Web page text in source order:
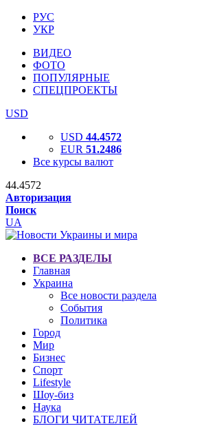
РУС
УКР
ВИДЕО
ФОТО
ПОПУЛЯРНЫЕ
СПЕЦПРОЕКТЫ
USD
USD 44.4572
EUR 51.2486
Все курсы валют
44.4572
Авторизация
Поиск
UA
ВСЕ РАЗДЕЛЫ
Главная
Украина
Все новости раздела
События
Политика
Город
Мир
Бизнес
Спорт
Lifestyle
Шоу-биз
Наука
БЛОГИ ЧИТАТЕЛЕЙ